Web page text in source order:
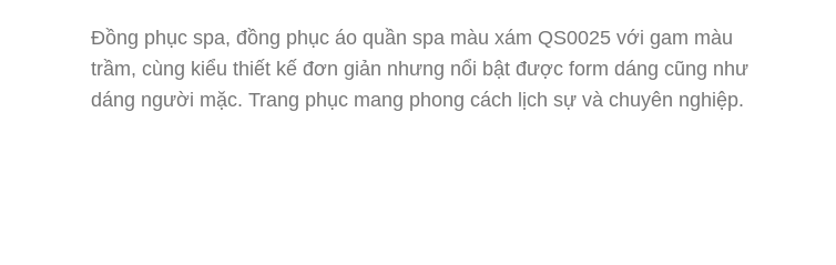
Đồng phục spa, đồng phục áo quần spa màu xám QS0025 với gam màu
trầm, cùng kiểu thiết kế đơn giản nhưng nổi bật được form dáng cũng như
dáng người mặc. Trang phục mang phong cách lịch sự và chuyên nghiệp.